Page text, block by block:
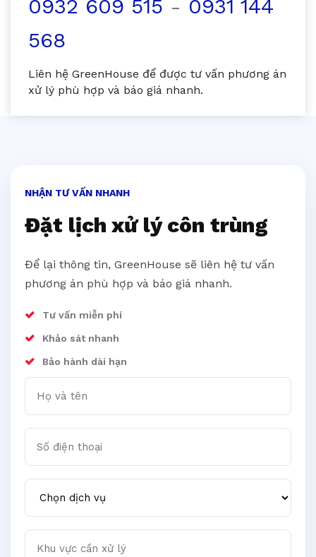
0932 609 515 - 0931 144
568
Liên hệ GreenHouse để được tư vấn phương án
xử lý phù hợp và báo giá nhanh.
NHẬN TƯ VẤN NHANH
Đặt lịch xử lý côn trùng
Để lại thông tin, GreenHouse sẽ liên hệ tư vấn
phương án phù hợp và báo giá nhanh.
Tư vấn miễn phí
Khảo sát nhanh
Bảo hành dài hạn
Họ và tên
Số điện thoại
Chọn dịch vụ
Khu vực cần xử lý